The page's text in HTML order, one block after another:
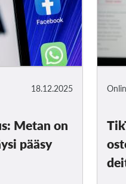
18.12.2025
Metan on
pääsy